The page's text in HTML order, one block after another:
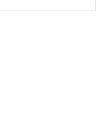
تحریریه